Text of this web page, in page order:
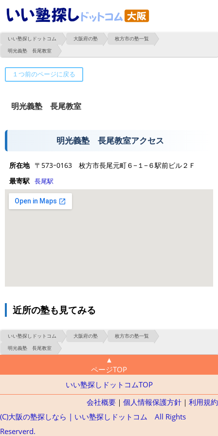
いい塾探しドットコム 大阪府の塾
枚方市の塾一覧
明光義塾 長尾教室
明光義塾 長尾教室
明光義塾 長尾教室アクセス
所在地 〒573ｰ0163 枚方市長尾元町６−１−６駅前ビル２Ｆ
最寄駅 長尾駅
近所の塾も見てみる
いい塾探しドットコム 大阪府の塾
枚方市の塾一覧
明光義塾 長尾教室
▲
ページTOP
いい塾探しドットコムTOP
会社概要 ｜ 個人情報保護方針 ｜ 利用規約
(C)大阪の塾探しなら | いい塾探しドットコム All Rights
Reserverd.